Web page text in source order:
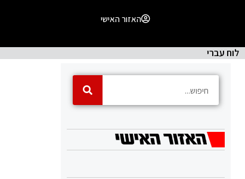
האזור האישי
לוח עברי